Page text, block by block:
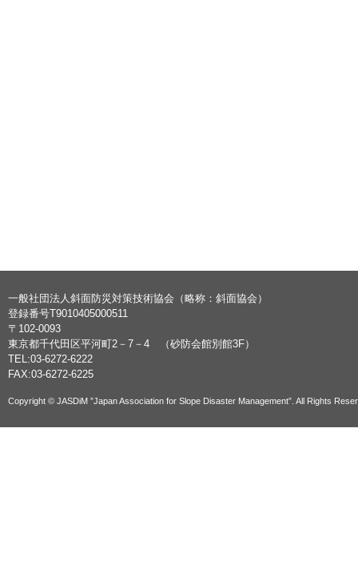
一般社団法人斜面防災対策技術協会（略称：斜面協会）
登録番号T9010405000511
〒102-0093
東京都千代田区平河町2－7－4 （砂防会館別館3F）
TEL:03-6272-6222
FAX:03-6272-6225
Copyright © JASDiM ”Japan Association for Slope Disaster Management”. All Rights